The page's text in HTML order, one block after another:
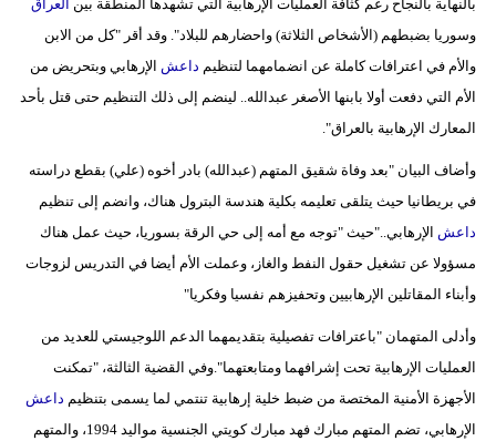
بالنهاية بالنجاح رغم كثافة العمليات الإرهابية التي تشهدها المنطقة بين العراق
وسوريا بضبطهم (الأشخاص الثلاثة) واحضارهم للبلاد". وقد أقر "كل من الابن
والأم في اعترافات كاملة عن انضمامهما لتنظيم داعش الإرهابي وبتحريض من
الأم التي دفعت أولا بابنها الأصغر عبدالله.. لينضم إلى ذلك التنظيم حتى قتل بأحد
المعارك الإرهابية بالعراق".
وأضاف البيان "بعد وفاة شقيق المتهم (عبدالله) بادر أخوه (علي) بقطع دراسته
في بريطانيا حيث يتلقى تعليمه بكلية هندسة البترول هناك، وانضم إلى تنظيم
داعش الإرهابي.."حيث "توجه مع أمه إلى حي الرقة بسوريا، حيث عمل هناك
مسؤولا عن تشغيل حقول النفط والغاز، وعملت الأم أيضا في التدريس لزوجات
وأبناء المقاتلين الإرهابيين وتحفيزهم نفسيا وفكريا"
وأدلى المتهمان "باعترافات تفصيلية بتقديمهما الدعم اللوجيستي للعديد من
العمليات الإرهابية تحت إشرافهما ومتابعتهما".وفي القضية الثالثة، "تمكنت
الأجهزة الأمنية المختصة من ضبط خلية إرهابية تنتمي لما يسمى بتنظيم داعش
الإرهابي، تضم المتهم مبارك فهد مبارك كويتي الجنسية مواليد 1994، والمتهم